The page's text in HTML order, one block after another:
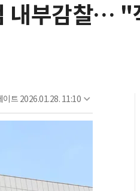
내부감찰… "
이트 2026.01.28. 11:10